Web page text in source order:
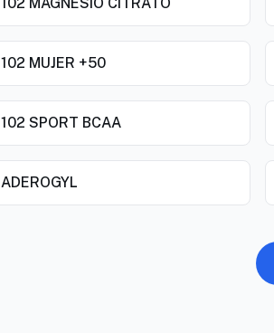
102 MUJER +50
102 SPORT BCAA
ADEROGYL